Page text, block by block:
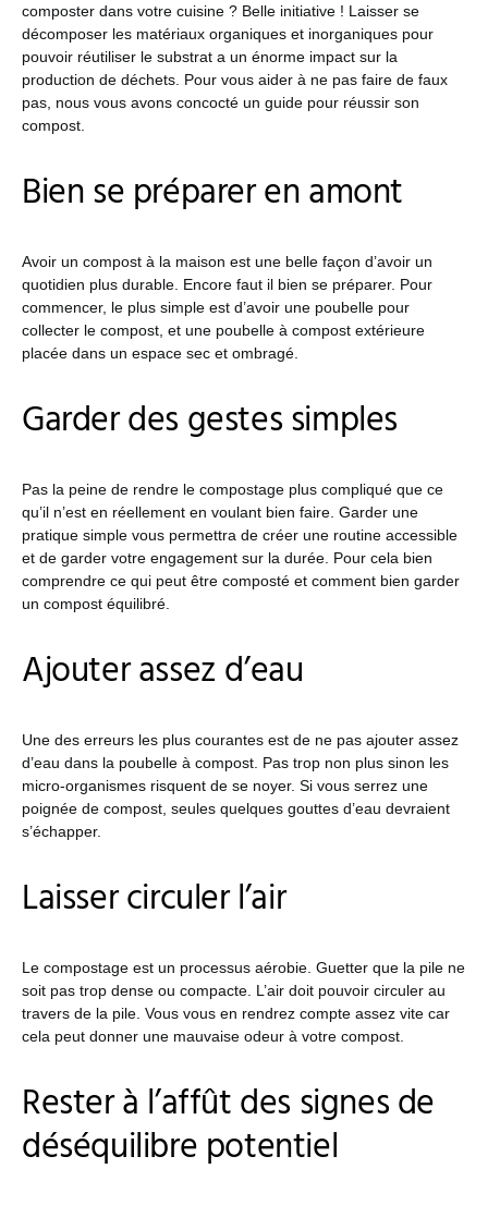
composter dans votre cuisine ? Belle initiative ! Laisser se
décomposer les matériaux organiques et inorganiques pour
pouvoir réutiliser le substrat a un énorme impact sur la
production de déchets. Pour vous aider à ne pas faire de faux
pas, nous vous avons concocté un guide pour réussir son
compost.
Bien se préparer en amont
Avoir un compost à la maison est une belle façon d’avoir un
quotidien plus durable. Encore faut il bien se préparer. Pour
commencer, le plus simple est d’avoir une poubelle pour
collecter le compost, et une poubelle à compost extérieure
placée dans un espace sec et ombragé.
Garder des gestes simples
Pas la peine de rendre le compostage plus compliqué que ce
qu’il n’est en réellement en voulant bien faire. Garder une
pratique simple vous permettra de créer une routine accessible
et de garder votre engagement sur la durée. Pour cela bien
comprendre ce qui peut être composté et comment bien garder
un compost équilibré.
Ajouter assez d’eau
Une des erreurs les plus courantes est de ne pas ajouter assez
d’eau dans la poubelle à compost. Pas trop non plus sinon les
micro-organismes risquent de se noyer. Si vous serrez une
poignée de compost, seules quelques gouttes d’eau devraient
s’échapper.
Laisser circuler l’air
Le compostage est un processus aérobie. Guetter que la pile ne
soit pas trop dense ou compacte. L’air doit pouvoir circuler au
travers de la pile. Vous vous en rendrez compte assez vite car
cela peut donner une mauvaise odeur à votre compost.
Rester à l’affût des signes de
déséquilibre potentiel